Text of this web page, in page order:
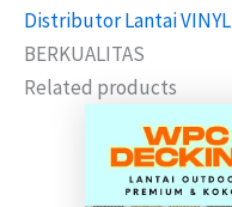
Distributor Lantai VINYL
BERKUALITAS
Related products